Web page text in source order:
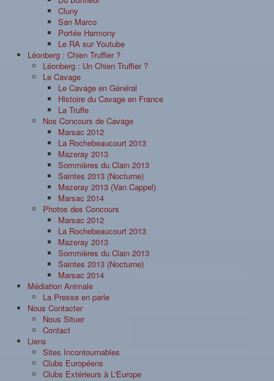
Cluny
San Marco
Portée Harmony
Le RA sur Youtube
Léonberg : Chien Truffier ?
Léonberg : Un Chien Truffier ?
Le Cavage
Le Cavage en Général
Histoire du Cavage en France
La Truffe
Nos Concours de Cavage
Marsac 2012
La Rochebeaucourt 2013
Mazeray 2013
Sommières du Clain 2013
Saintes 2013 (Nocturne)
Mazeray 2013 (Van Cappel)
Marsac 2014
Photos des Concours
Marsac 2012
La Rochebeaucourt 2013
Mazeray 2013
Sommières du Clain 2013
Saintes 2013 (Nocturne)
Marsac 2014
Médiation Animale
La Presse en parle
Nous Contacter
Nous Situer
Contact
Liens
Sites Incontournables
Clubs Européens
Clubs Extérieurs à L'Europe